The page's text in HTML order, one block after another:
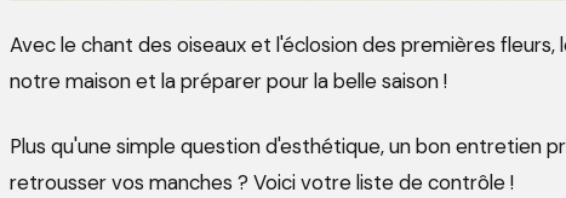
Avec le chant des oiseaux et l'éclosion des premières
notre maison et la préparer pour la belle saison !
Plus qu'une simple question d'esthétique, un bon entretien
retrousser vos manches ? Voici votre liste de contrôle !